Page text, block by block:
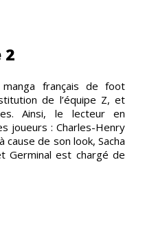
2
français de foot
de l’équipe Z, et
Ainsi, le lecteur en
joueurs : Charles-Henry
de son look, Sacha
Germinal est chargé de